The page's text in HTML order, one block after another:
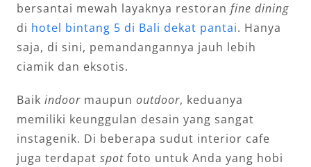
bersantai mewah layaknya restoran fine dining
di hotel bintang 5 di Bali dekat pantai. Hanya
saja, di sini, pemandangannya jauh lebih
ciamik dan eksotis.
Baik indoormaupun outdoor, keduanya
memiliki keunggulan desain yang sangat
instagenik. Di beberapa sudut interior cafe
juga terdapat spotfoto untuk Anda yang hobi